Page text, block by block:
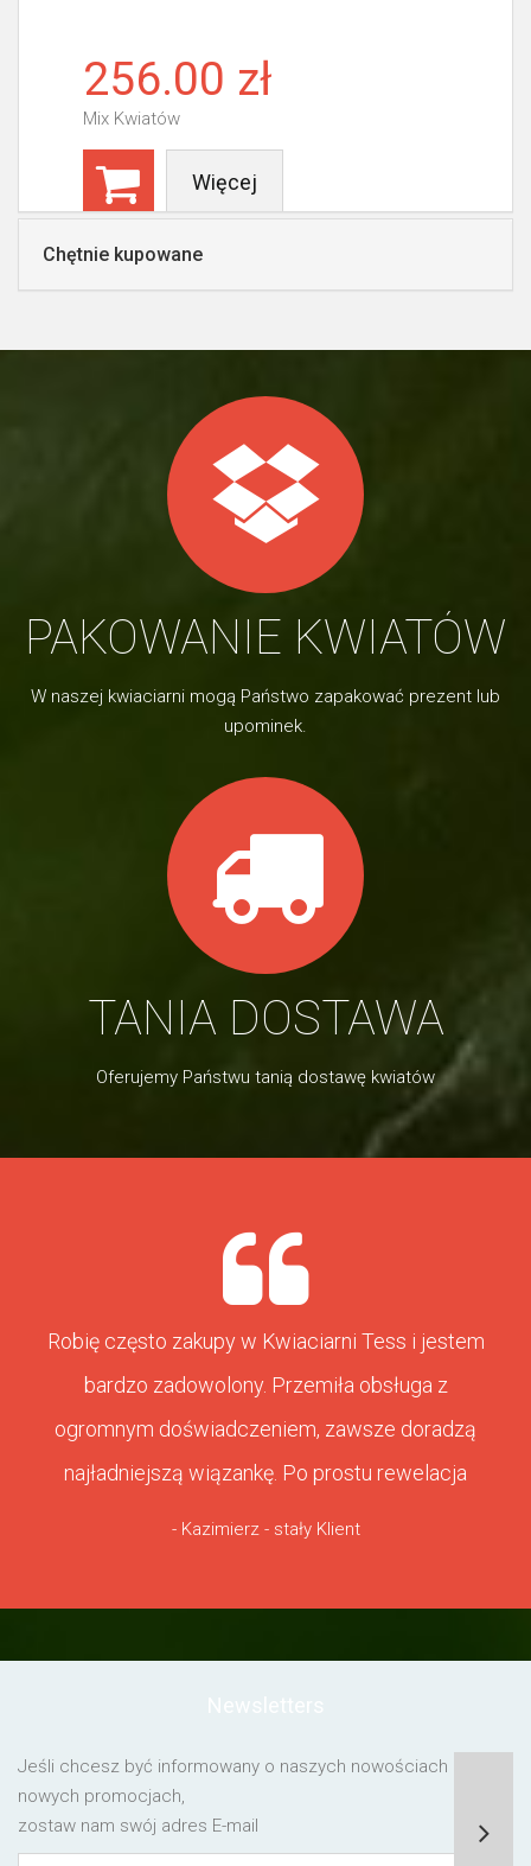
256.00 zł
Mix Kwiatów
Więcej
Chętnie kupowane
PAKOWANIE KWIATÓW
W naszej kwiaciarni mogą Państwo zapakować prezent lub
upominek.
TANIA DOSTAWA
Oferujemy Państwu tanią dostawę kwiatów
Robię często zakupy w Kwiaciarni Tess i jestem
bardzo zadowolony. Przemiła obsługa z
ogromnym doświadczeniem, zawsze doradzą
najładniejszą wiązankę. Po prostu rewelacja
- Kazimierz - stały Klient
Jeśli chcesz być informowany o naszych nowościach lub o
nowych promocjach,
zostaw nam swój adres E-mail